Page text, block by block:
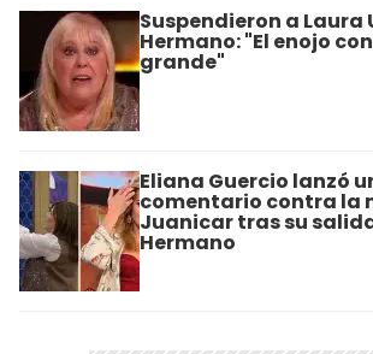
Suspendieron a Laura
Hermano: "El enojo
grande"
Eliana Guercio lanzó
comentario contra la
Juanicar tras su
Hermano